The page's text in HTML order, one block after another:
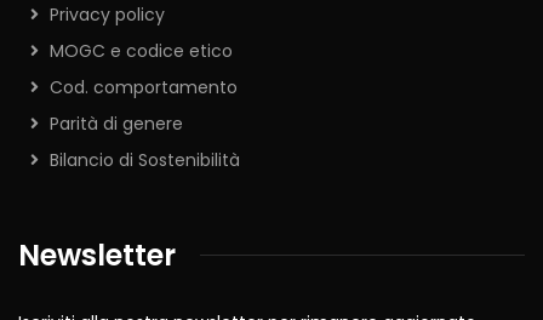
Privacy policy
MOGC e codice etico
Cod. comportamento
Parità di genere
Bilancio di Sostenibilità
Newsletter